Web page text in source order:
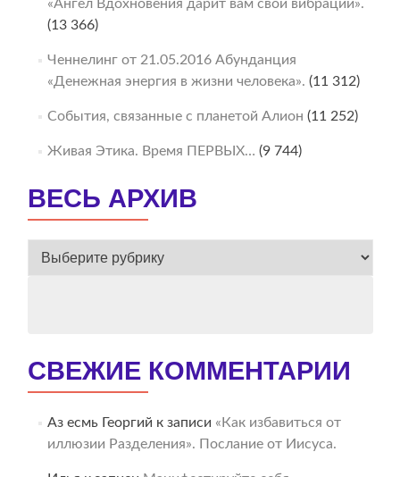
«Ангел Вдохновения дарит вам свои вибрации».
(13 366)
Ченнелинг от 21.05.2016 Абунданция
«Денежная энергия в жизни человека». (11 312)
События, связанные с планетой Алион (11 252)
Живая Этика. Время ПЕРВЫХ… (9 744)
ВЕСЬ АРХИВ
ВЕСЬ
СВЕЖИЕ КОММЕНТАРИИ
Аз есмь Георгий к записи «Как избавиться от
иллюзии Разделения». Послание от Иисуса.